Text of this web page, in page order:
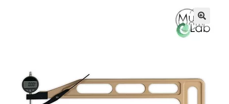
Condiții generale
Service